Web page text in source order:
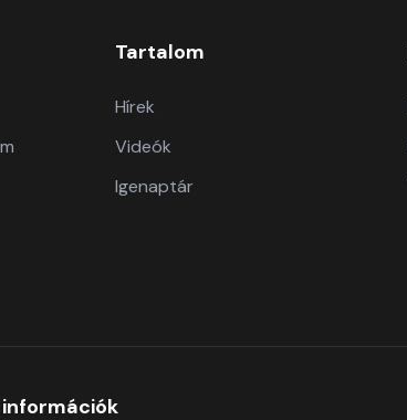
Tartalom
Hírek
Videók
Igenaptár
információk